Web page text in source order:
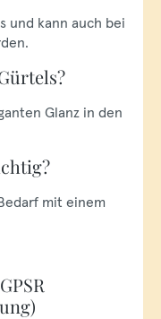
und kann auch bei
Glanz in den
mit einem